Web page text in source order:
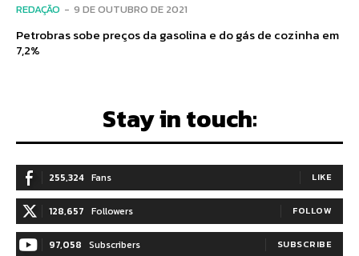
REDAÇÃO - 9 DE OUTUBRO DE 2021
Petrobras sobe preços da gasolina e do gás de cozinha em
7,2%
Stay in touch:
255,324 Fans LIKE
128,657 Followers FOLLOW
97,058 Subscribers SUBSCRIBE